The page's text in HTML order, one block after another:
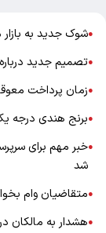
●شوک جدید به
●تصمیم جدید
●زمان پرداخت
●برنج هندی درجه
●
شد
●متقاضیان وام
●هشدار به مالکان